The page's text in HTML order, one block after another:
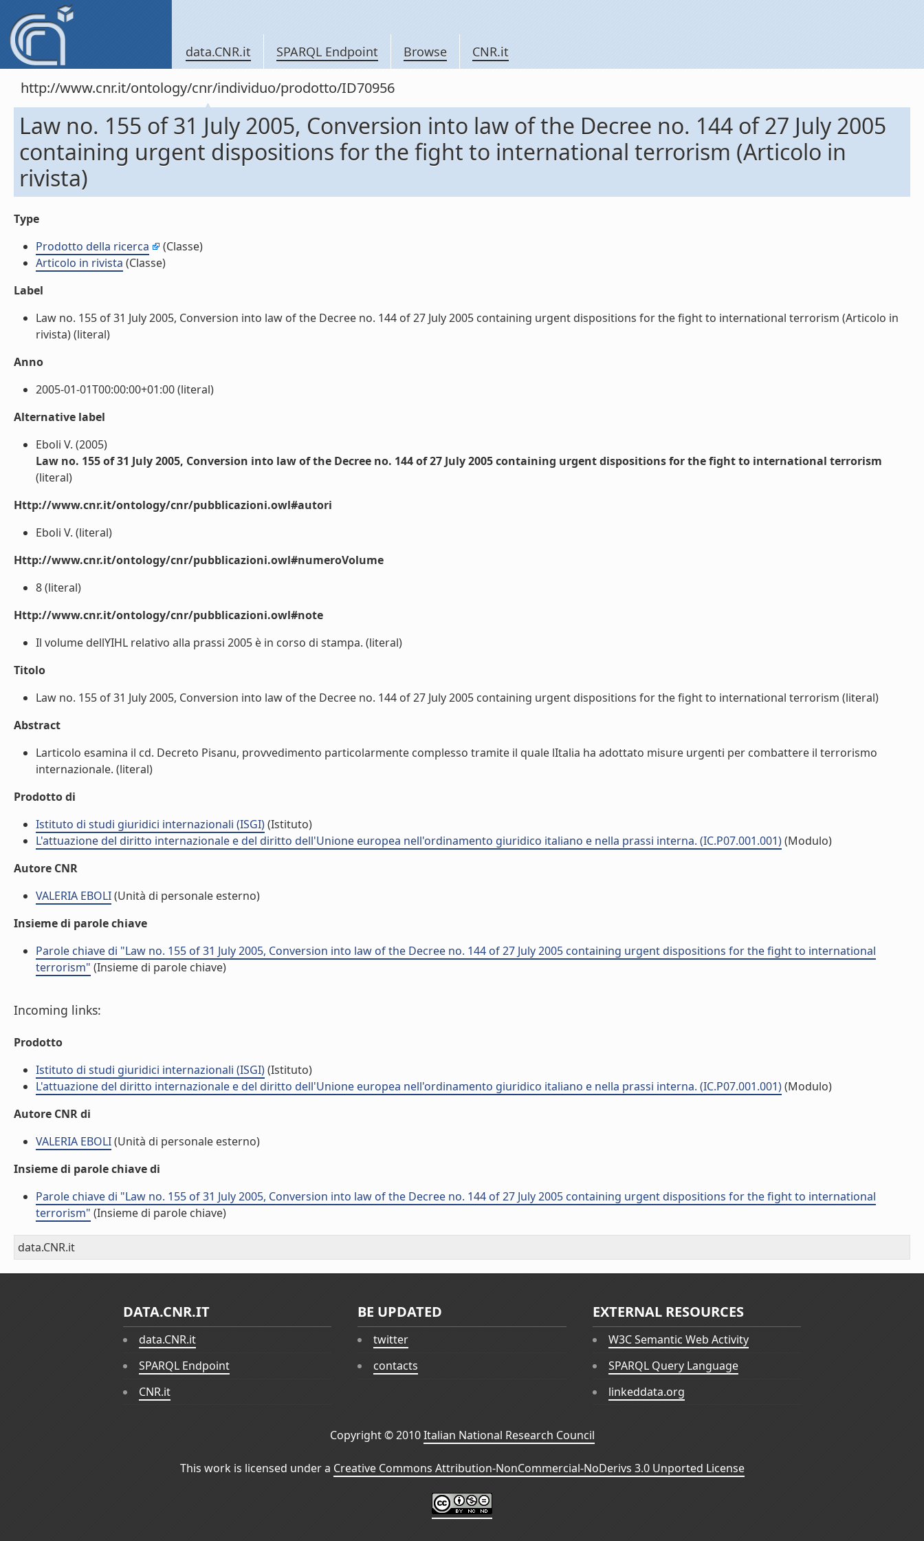
data.CNR.it SPARQL Endpoint Browse CNR.it
http://www.cnr.it/ontology/cnr/individuo/prodotto/ID70956
Law no. 155 of 31 July 2005, Conversion into law of the Decree no. 144 of 27 July 2005
containing urgent dispositions for the fight to international terrorism (Articolo in
rivista)
Type
Prodotto della ricerca
(Classe)
Articolo in rivista (Classe)
Label
Law no. 155 of 31 July 2005, Conversion into law of the Decree no. 144 of 27 July 2005 containing urgent dispositions for the fight to international terrorism (Articolo in
rivista) (literal)
Anno
2005-01-01T00:00:00+01:00 (literal)
Alternative label
Eboli V. (2005)
Law no. 155 of 31 July 2005, Conversion into law of the Decree no. 144 of 27 July 2005 containing urgent dispositions for the fight to international terrorism
(literal)
Http://www.cnr.it/ontology/cnr/pubblicazioni.owl#autori
Eboli V. (literal)
Http://www.cnr.it/ontology/cnr/pubblicazioni.owl#numeroVolume
8 (literal)
Http://www.cnr.it/ontology/cnr/pubblicazioni.owl#note
Il volume dellYIHL relativo alla prassi 2005 è in corso di stampa. (literal)
Titolo
Law no. 155 of 31 July 2005, Conversion into law of the Decree no. 144 of 27 July 2005 containing urgent dispositions for the fight to international terrorism (literal)
Abstract
Larticolo esamina il cd. Decreto Pisanu, provvedimento particolarmente complesso tramite il quale lItalia ha adottato misure urgenti per combattere il terrorismo
internazionale. (literal)
Prodotto di
Istituto di studi giuridici internazionali (ISGI)(Istituto)
L'attuazione del diritto internazionale e del diritto dell'Unione europea nell'ordinamento giuridico italiano e nella prassi interna. (IC.P07.001.001)(Modulo)
Autore CNR
VALERIA EBOLI(Unità di personale esterno)
Insieme di parole chiave
Parole chiave di "Law no. 155 of 31 July 2005, Conversion into law of the Decree no. 144 of 27 July 2005 containing urgent dispositions for the fight to international
terrorism" (Insieme di parole chiave)
Incoming links:
Prodotto
Istituto di studi giuridici internazionali (ISGI)(Istituto)
L'attuazione del diritto internazionale e del diritto dell'Unione europea nell'ordinamento giuridico italiano e nella prassi interna. (IC.P07.001.001)(Modulo)
Autore CNR di
VALERIA EBOLI(Unità di personale esterno)
Insieme di parole chiave di
Parole chiave di "Law no. 155 of 31 July 2005, Conversion into law of the Decree no. 144 of 27 July 2005 containing urgent dispositions for the fight to international
terrorism" (Insieme di parole chiave)
data.CNR.it
DATA.CNR.IT
data.CNR.it
SPARQL Endpoint
CNR.it
BE UPDATED
twitter
contacts
EXTERNAL RESOURCES
W3C Semantic Web Activity
SPARQL Query Language
linkeddata.org
Copyright © 2010Italian National Research Council
This work is licensed under a Creative Commons Attribution-NonCommercial-NoDerivs 3.0 Unported License